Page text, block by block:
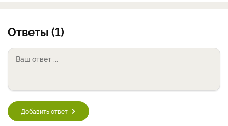
Ответы (1)
Добавить ответ